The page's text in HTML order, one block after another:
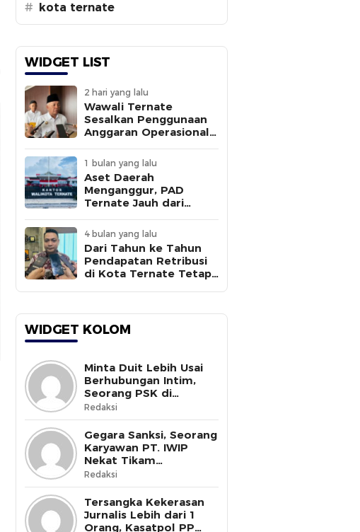
# kota ternate
WIDGET LIST
2 hari yang lalu
Wawali Ternate
Sesalkan Penggunaan
Anggaran Operasional
Sepengetahuannya
1 bulan yang lalu
Aset Daerah
Menganggur, PAD
Ternate Jauh dari
4 bulan yang lalu
Dari Tahun ke Tahun
Pendapatan Retribusi
di Kota Ternate Tetap
WIDGET KOLOM
Minta Duit Lebih Usai
Berhubungan Intim,
Seorang PSK di
Halmahera Selatan
Tewas Ditusuk
Redaksi
Gegara Sanksi, Seorang
Karyawan PT. IWIP
Nekat Tikam
Pimpinannya
Redaksi
Tersangka Kekerasan
Jurnalis Lebih dari 1
Orang, Kasatpol PP